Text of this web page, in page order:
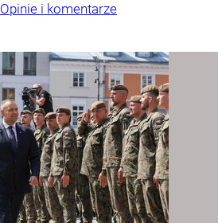
Opinie i komentarze